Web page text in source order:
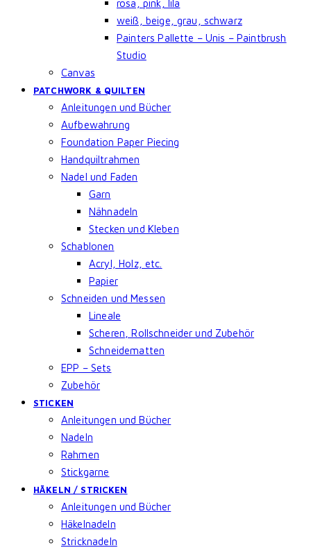
rosa, pink, lila
weiß, beige, grau, schwarz
Painters Pallette – Unis – Paintbrush
Studio
Canvas
PATCHWORK & QUILTEN
Anleitungen und Bücher
Aufbewahrung
Foundation Paper Piecing
Handquiltrahmen
Nadel und Faden
Garn
Nähnadeln
Stecken und Kleben
Schablonen
Acryl, Holz, etc.
Papier
Schneiden und Messen
Lineale
Scheren, Rollschneider und Zubehör
Schneidematten
EPP – Sets
Zubehör
STICKEN
Anleitungen und Bücher
Nadeln
Rahmen
Stickgarne
HÄKELN / STRICKEN
Anleitungen und Bücher
Häkelnadeln
Stricknadeln